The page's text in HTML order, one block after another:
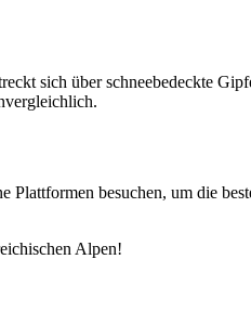
sich über schneebedeckte
Plattformen besuchen, um die
Alpen!